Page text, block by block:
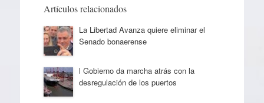
Artículos relacionados
La Libertad Avanza quiere eliminar el
Senado bonaerense
l Gobierno da marcha atrás con la
desregulación de los puertos